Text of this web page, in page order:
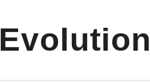
Evolution